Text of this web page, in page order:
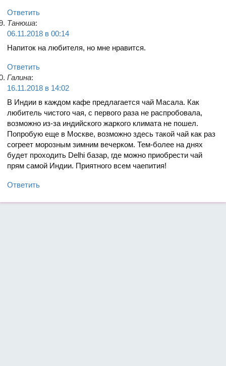
Ответить
Танюша:
06.11.2018 в 00:14
Напиток на любителя, но мне нравится.
Ответить
Галина:
16.11.2018 в 14:02
В Индии в каждом кафе предлагается чай Масала. Как
любитель чистого чая, с первого раза не распробовала,
возможно из-за индийского жаркого климата не пошел.
Попробую еще в Москве, возможно здесь такой чай как раз
согреет морозным зимним вечерком. Тем-более на днях
будет проходить Delhi базар, где можно приобрести чай
прям самой Индии. Приятного всем чаепития!
Ответить